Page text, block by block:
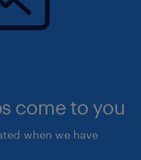
come to you
when we have